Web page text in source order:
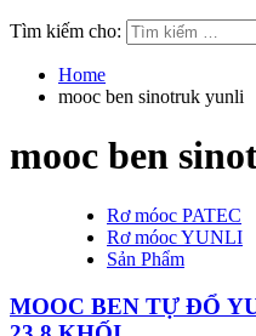
Tìm kiếm cho:
Home
mooc ben sinotruk yunli
mooc ben
Rơ móoc PATEC
Rơ móoc YUNLI
Sản Phẩm
MOOC BEN TỰ ĐỔ